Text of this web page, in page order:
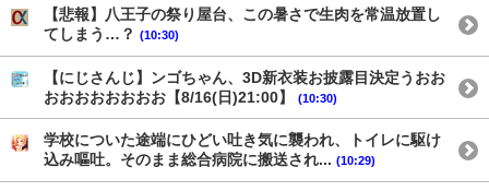
【悲報】八王子の祭り屋台、この暑さで生肉を常温放置し
てしまう…？ (10:30)
【にじさんじ】ンゴちゃん、3D新衣装お披露目決定うおお
おおおおおおおお【8/16(日)21:00】
(10:30)
学校についた途端にひどい吐き気に襲われ、トイレに駆け
込み嘔吐。そのまま総合病院に搬送され... (10:29)